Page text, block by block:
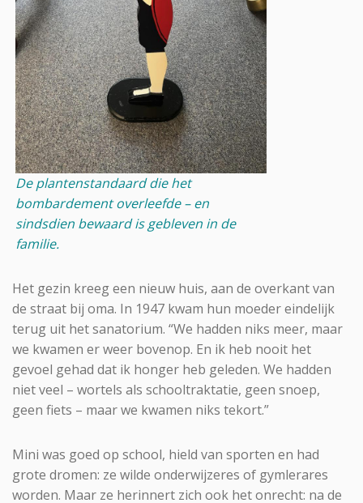
De plantenstandaard die het
bombardement overleefde – en
sindsdien bewaard is gebleven in de
familie.
Het gezin kreeg een nieuw huis, aan de overkant van
de straat bij oma. In 1947 kwam hun moeder eindelijk
terug uit het sanatorium. “We hadden niks meer, maar
we kwamen er weer bovenop. En ik heb nooit het
gevoel gehad dat ik honger heb geleden. We hadden
niet veel – wortels als schooltraktatie, geen snoep,
geen fiets – maar we kwamen niks tekort.”
Mini was goed op school, hield van sporten en had
grote dromen: ze wilde onderwijzeres of gymlerares
worden. Maar ze herinnert zich ook het onrecht: na de